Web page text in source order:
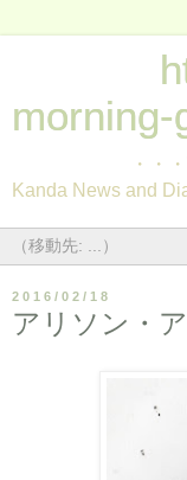
morning-
・・・
Kanda News and
2016/02/18
アリソン・